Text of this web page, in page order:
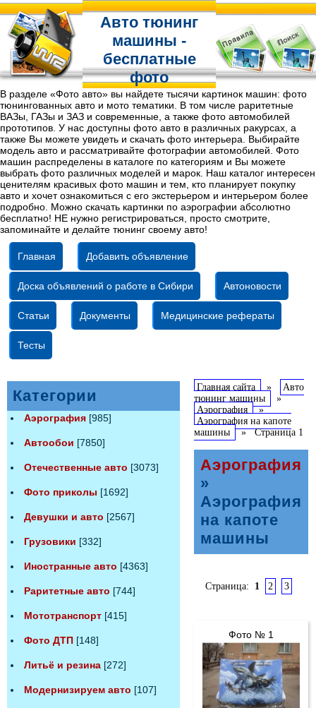
Авто тюнинг
машины -
бесплатные
фото
В разделе «Фото авто» вы найдете тысячи картинок машин: фото
тюнингованных авто и мото тематики. В том числе раритетные
ВАЗы, ГАЗы и ЗАЗ и современные, а также фото автомобилей
прототипов. У нас доступны фото авто в различных ракурсах, а
также Вы можете увидеть и скачать фото интерьера. Выбирайте
модель авто и рассматривайте фотографии автомобилей. Фото
машин распределены в каталоге по категориям и Вы можете
выбрать фото различных моделей и марок. Наш каталог интересен
ценителям красивых фото машин и тем, кто планирует покупку
авто и хочет ознакомиться с его экстерьером и интерьером более
подробно. Можно скачать картинки по аэрографии абсолютно
бесплатно! НЕ нужно регистрироваться, просто смотрите,
запоминайте и делайте тюнинг своему авто!
Главная Добавить объявление
Доска объявлений о работе в Сибири Автоновости
Статьи Документы Медицинские рефераты
Тесты
Категории
Аэрография [985]
Автообои [7850]
Отечественные авто [3073]
Фото приколы [1692]
Девушки и авто [2567]
Грузовики [332]
Иностранные авто [4363]
Раритетные авто [744]
Мототранспорт [415]
Фото ДТП [148]
Литьё и резина [272]
Модернизируем авто [107]
Главная сайта »
Авто
тюнинг машины
»
Аэрография »
Аэрография на капоте
машины »Страница 1
Аэрография
»
Аэрография
на капоте
машины
Страница: 1 2 3
Фото № 1